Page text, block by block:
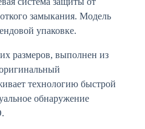
замыкания. Модель
упаковке.
размеров, выполнен из
технологию быстрой
обнаружение